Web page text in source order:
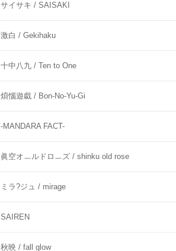
サイサキ / SAISAKI
激白 / Gekihaku
十中八九 / Ten to One
煩惱遊戱 / Bon-No-Yu-Gi
-MANDARA FACT-
眞空オㅡルドロㅡズ / shinku old rose
ミラ?ジュ / mirage
SAIREN
秋映 / fall glow